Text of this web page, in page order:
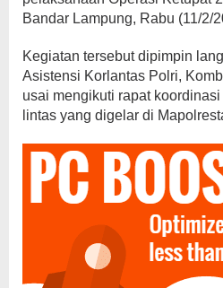
Bandar Lampung, Rabu (11/2/
Kegiatan tersebut dipimpin
Asistensi Korlantas Polri,
usai mengikuti rapat
lintas yang digelar di